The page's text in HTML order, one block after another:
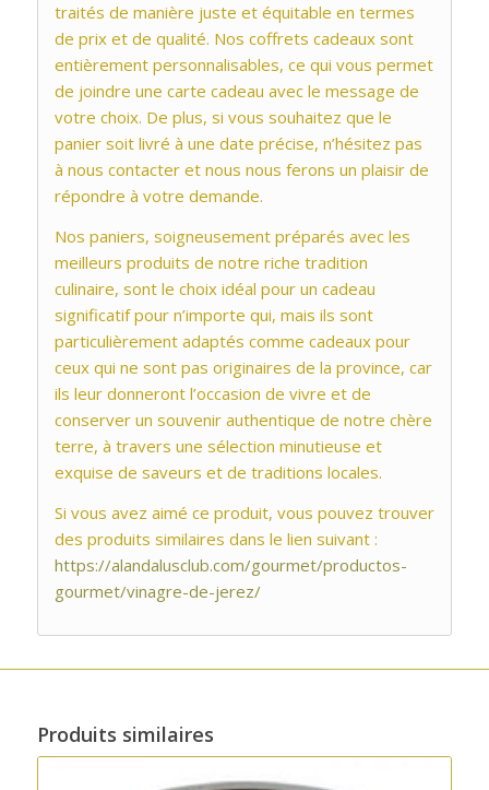
traités de manière juste et équitable en termes
de prix et de qualité. Nos coffrets cadeaux sont
entièrement personnalisables, ce qui vous permet
de joindre une carte cadeau avec le message de
votre choix. De plus, si vous souhaitez que le
panier soit livré à une date précise, n’hésitez pas
à nous contacter et nous nous ferons un plaisir de
répondre à votre demande.
Nos paniers, soigneusement préparés avec les
meilleurs produits de notre riche tradition
culinaire, sont le choix idéal pour un cadeau
significatif pour n’importe qui, mais ils sont
particulièrement adaptés comme cadeaux pour
ceux qui ne sont pas originaires de la province, car
ils leur donneront l’occasion de vivre et de
conserver un souvenir authentique de notre chère
terre, à travers une sélection minutieuse et
exquise de saveurs et de traditions locales.
Si vous avez aimé ce produit, vous pouvez trouver
des produits similaires dans le lien suivant :
https://alandalusclub.com/gourmet/productos-
gourmet/vinagre-de-jerez/
Produits similaires